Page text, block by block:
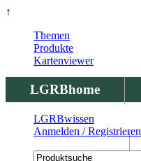
↑
LGRBhome
LGRBbohrungen
Themen
Produkte
Kartenviewer
LGRBwissen
Anmelden / Registrieren